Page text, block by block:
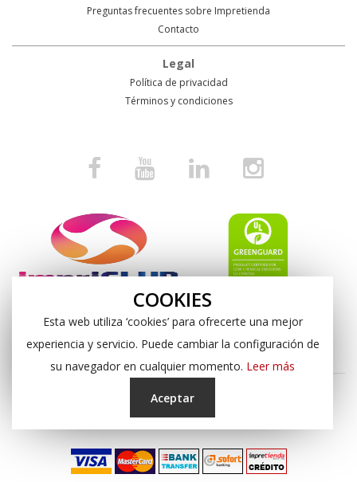
COOKIES
Esta web utiliza ‘cookies’ para ofrecerte una mejor
experiencia y servicio. Puede cambiar la configuración de
su navegador en cualquier momento. Leer más
Aceptar
Preguntas frecuentes sobre Impretienda
Contacto
Legal
Política de privacidad
Términos y condiciones
Copyright © 2024, Impresión Digital Almería S.L